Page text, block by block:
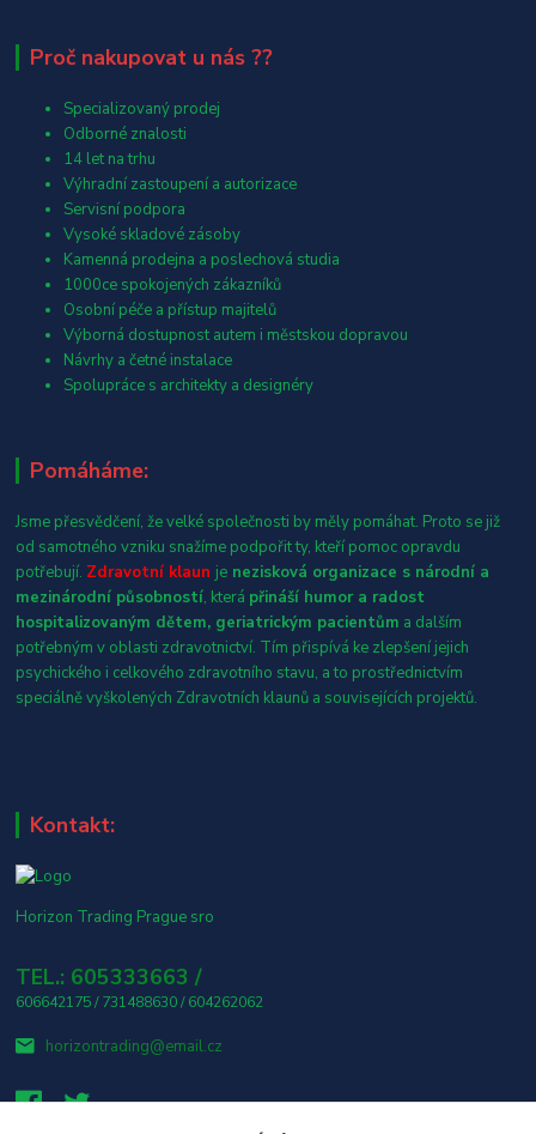
Proč nakupovat u nás ??
Specializovaný prodej
Odborné znalosti
14 let na trhu
Výhradní zastoupení a autorizace
Servisní podpora
Vysoké skladové zásoby
Kamenná prodejna a poslechová studia
1000ce spokojených zákazníků
Osobní péče a přístup majitelů
Výborná dostupnost autem i městskou dopravou
Návrhy a četné instalace
Spolupráce s architekty a designéry
Pomáháme:
Jsme přesvědčení, že velké společnosti by měly pomáhat. Proto se již
od samotného vzniku snažíme podpořit ty, kteří pomoc opravdu
potřebují. Zdravotní klaun je nezisková organizace s národní a
mezinárodní působností, která přináší humor a radost
hospitalizovaným dětem, geriatrickým pacientům a dalším
potřebným v oblasti zdravotnictví. Tím přispívá ke zlepšení jejich
psychického i celkového zdravotního stavu, a to prostřednictvím
speciálně vyškolených Zdravotních klaunů a souvisejících projektů.
Kontakt:
Horizon Trading Prague sro
TEL.: 605333663 /
606642175 / 731488630 / 604262062
horizontrading@email.cz